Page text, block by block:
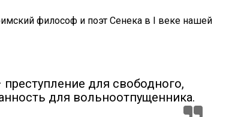
философ и поэт Сенека в I веке нашей
для свободного,
для вольноотпущенника.